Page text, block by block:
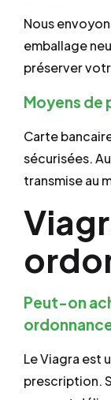
Nous
emballage
préserver
Moyens de
Carte
sécurisées.
transmise au
Peut-on
Le Viagra est
prescription.